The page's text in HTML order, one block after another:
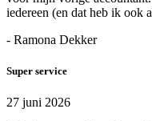
iedereen (en dat heb ik ook
- Ramona Dekker
Super service
27 juni 2026